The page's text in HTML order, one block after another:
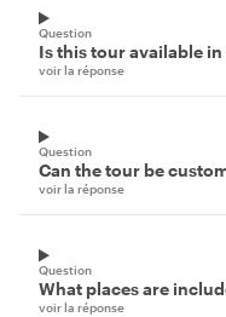
Question
Is this tour available
voir la réponse
Question
Can the tour be
voir la réponse
Question
What places are
voir la réponse